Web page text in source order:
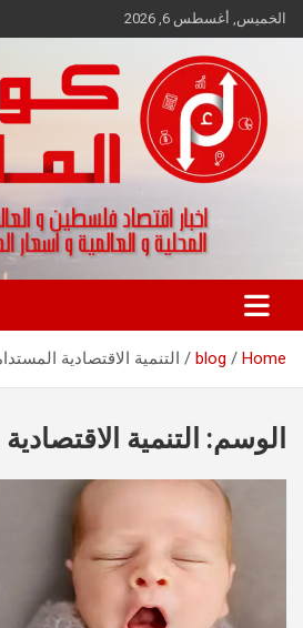
Skip
to
الخميس, أغسطس 6, 2026
كواليس المال
اخبار اقتصاد فلسطين و العالم و تقارير
Home
blog التنمية الاقتصادية
الوسم: التنمية